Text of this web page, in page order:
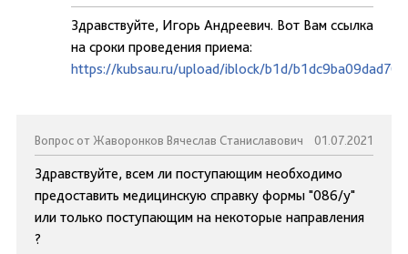
Здравствуйте, Игорь Андреевич. Вот Вам ссылка
на сроки проведения приема:
https://kubsau.ru/upload/iblock/b1d/
Вопрос от Жаворонков Вячеслав Станиславович 01.07.2021
Здравствуйте, всем ли поступающим необходимо
предоставить медицинскую справку формы "086/у"
или только поступающим на некоторые направления
?